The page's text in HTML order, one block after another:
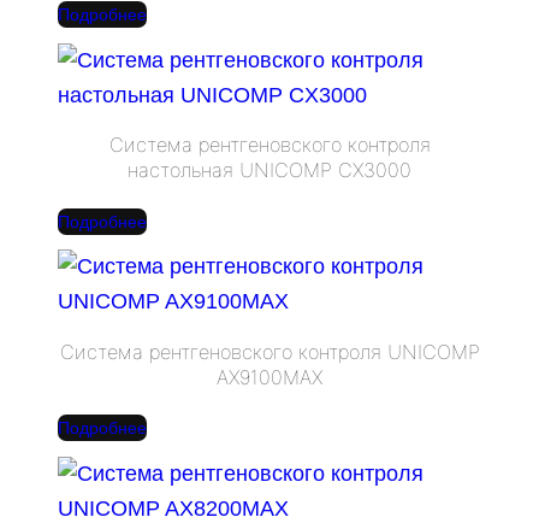
Подробнее
Система рентгеновского контроля
настольная UNICOMP CX3000
Подробнее
Система рентгеновского контроля UNICOMP
AX9100MAX
Подробнее